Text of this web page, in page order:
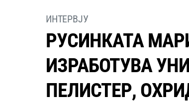
ИНТЕРВЈУ
РУСИНКАТА
ИЗРАБОТУВА
ПЕЛИСТЕР,